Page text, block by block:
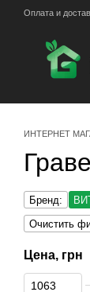
Перейти к
Оплата и
ИНТЕРНЕТ
Бренд:
Очистить
Цена, грн
От Цена, грн
До Цена, грн